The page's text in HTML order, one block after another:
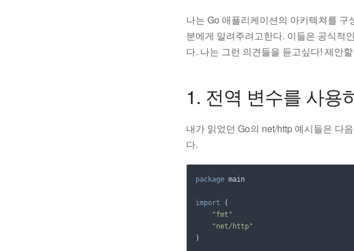
나는 Go 애플리케이션의 아키텍쳐를
분에게 알려주려고한다. 이들은 공식적
다. 나는 그런 의견들을 듣고싶다! 제안
1. 전역 변수를 사용
내가 읽었던 Go의 net/http 예시들은 다
다.
package main
import
(
"fmt"
"net/http"
)